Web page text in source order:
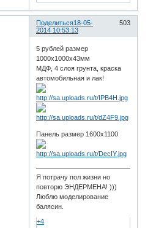
Поделиться 503
18-05-
2014 10:53:13
5 рублей размер
1000х1000х43мм
МДФ, 4 слоя грунта, краска
автомобильная и лак!
Панель размер 1600х1100
Я потрачу пол жизни но
повторю ЭНДЕРМЕНА! )))
Люблю моделирование
балясин.
+4